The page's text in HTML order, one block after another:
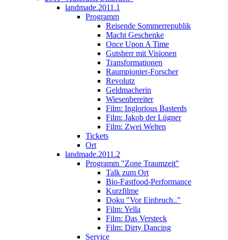
landmade.2011.1
Programm
Reisende Sommerrepublik
Macht Geschenke
Once Upon A Time
Gutsherr mit Visionen
Transformationen
Raumpionier-Forscher
Revolutz
Geldmacherin
Wiesenbereiter
Film: Inglorious Basterds
Film: Jakob der Lügner
Film: Zwei Welten
Tickets
Ort
landmade.2011.2
Programm "Zone Traumzeit"
Talk zum Ort
Bio-Fastfood-Performance
Kurzfilme
Doku "Vor Einbruch.."
Film: Yella
Film: Das Versteck
Film: Dirty Dancing
Service